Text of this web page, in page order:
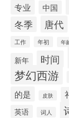
专业 中国
冬季 唐代
工作 年初 年
新年 时间
梦幻西游
的是 皮肤
英语 词人